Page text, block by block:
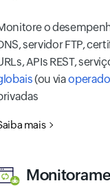
o
servidor FTP,
APIs REST,
(ou via
mais